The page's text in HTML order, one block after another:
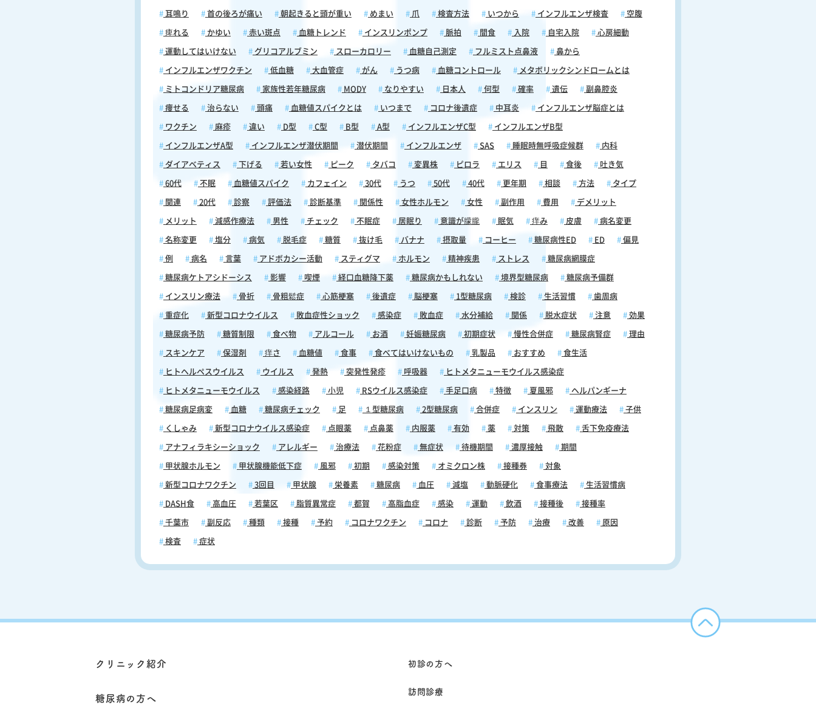
耳鳴り 首の後ろが痛い 朝起きると頭が重い めまい 爪 検査方法 いつから インフルエンザ検査 空腹
痺れる かゆい 赤い斑点 血糖トレンド インスリンポンプ 脈拍 間食 入院 自宅入院 心房細動
運動してはいけない グリコアルブミン スローカロリー 血糖自己測定 フルミスト点鼻液 鼻から
インフルエンザワクチン 低血糖 大血管症 がん うつ病 血糖コントロール メタボリックシンドロームとは
ミトコンドリア糖尿病 家族性若年糖尿病 MODY なりやすい 日本人 何型 確率 遺伝 副鼻腔炎
痩せる 治らない 頭痛 血糖値スパイクとは いつまで コロナ後遺症 中耳炎 インフルエンザ脳症とは
ワクチン 麻疹 違い D型 C型 B型 A型 インフルエンザC型 インフルエンザB型
インフルエンザA型 インフルエンザ潜伏期間 潜伏期間 インフルエンザ SAS 睡眠時無呼吸症候群 内科
ダイアベティス 下げる 若い女性 ピーク タバコ 変異株 ピロラ エリス 目 食後 吐き気
60代 不眠 血糖値スパイク カフェイン 30代 うつ 50代 40代 更年期 相談 方法 タイプ
関連 20代 診察 評価法 診断基準 関係性 女性ホルモン 女性 副作用 費用 デメリット
メリット 減感作療法 男性 チェック 不眠症 居眠り 意識が朦朧 眠気 痒み 皮膚 病名変更
名称変更 塩分 病気 脱毛症 糖質 抜け毛 バナナ 摂取量 コーヒー 糖尿病性ED ED 偏見
例 病名 言葉 アドボカシー活動 スティグマ ホルモン 精神疾患 ストレス 糖尿病網膜症
糖尿病ケトアシドーシス 影響 喫煙 経口血糖降下薬 糖尿病かもしれない 境界型糖尿病 糖尿病予備群
インスリン療法 骨折 骨粗鬆症 心筋梗塞 後遺症 脳梗塞 1型糖尿病 検診 生活習慣 歯周病
重症化 新型コロナウイルス 敗血症性ショック 感染症 敗血症 水分補給 関係 脱水症状 注意 効果
糖尿病予防 糖質制限 食べ物 アルコール お酒 妊娠糖尿病 初期症状 慢性合併症 糖尿病腎症 理由
スキンケア 保湿剤 痒さ 血糖値 食事 食べてはいけないもの 乳製品 おすすめ 食生活
ヒトヘルペスウイルス ウイルス 発熱 突発性発疹 呼吸器 ヒトメタニューモウイルス感染症
ヒトメタニューモウイルス 感染経路 小児 RSウイルス感染症 手足口病 特徴 夏風邪 ヘルパンギーナ
糖尿病足病変 血糖 糖尿病チェック 足 １型糖尿病 2型糖尿病 合併症 インスリン 運動療法 子供
くしゃみ 新型コロナウイルス感染症 点眼薬 点鼻薬 内服薬 有効 薬 対策 飛散 舌下免疫療法
アナフィラキシーショック アレルギー 治療法 花粉症 無症状 待機期間 濃厚接触 期間
甲状腺ホルモン 甲状腺機能低下症 風邪 初期 感染対策 オミクロン株 接種券 対象
新型コロナワクチン 3回目 甲状腺 栄養素 糖尿病 血圧 減塩 動脈硬化 食事療法 生活習慣病
DASH食 高血圧 若葉区 脂質異常症 都賀 高脂血症 感染 運動 飲酒 接種後 接種率
千葉市 副反応 種類 接種 予約 コロナワクチン コロナ 診断 予防 治療 改善 原因
検査 症状
クリニック紹介
糖尿病の方へ
初診の方へ
訪問診療